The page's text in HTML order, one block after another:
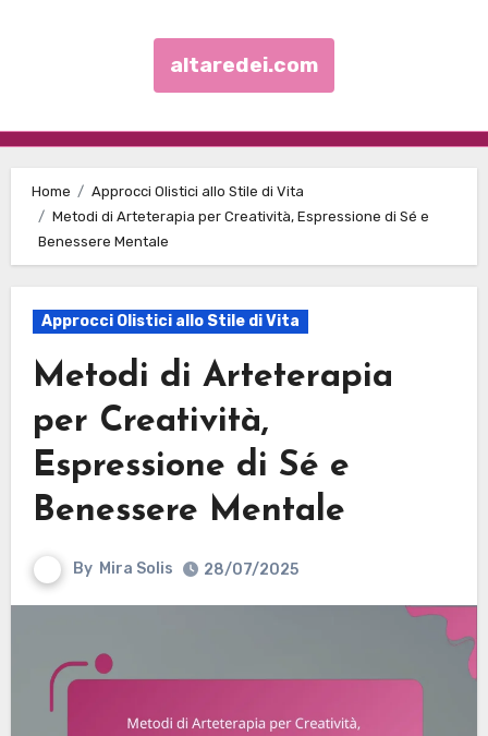
altaredei.com
Home
Approcci Olistici allo Stile di Vita
Metodi di Arteterapia per Creatività, Espressione di Sé e
Benessere Mentale
Approcci Olistici allo Stile di Vita
Metodi di Arteterapia
per Creatività,
Espressione di Sé e
Benessere Mentale
By Mira Solis 28/07/2025